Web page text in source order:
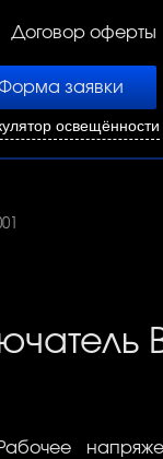
Договор оферты
заявки
освещённости